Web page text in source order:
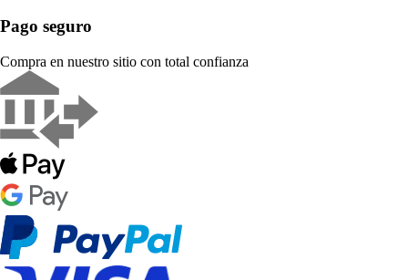
Pago seguro
Compra en nuestro sitio con total confianza